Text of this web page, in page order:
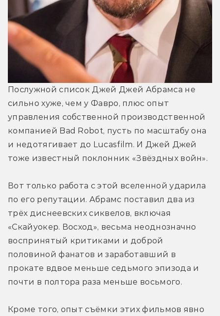
Послужной список Джей Джей Абрамса не
сильно хуже, чем у Фавро, плюс опыт
управления собственной производственной
компанией Bad Robot, пусть по масштабу она
и недотягивает до Lucasfilm. И Джей Джей
тоже известный поклонник «Звёздных войн».
Вот только работа с этой вселенной ударила
по его репутации. Абрамс поставил два из
трёх диснеевских сиквелов, включая
«Скайуокер. Восход», весьма неоднозначно
воспринятый критиками и доброй
половиной фанатов и заработавший в
прокате вдвое меньше седьмого эпизода и
почти в полтора раза меньше восьмого.
Кроме того, опыт съёмки этих фильмов явно